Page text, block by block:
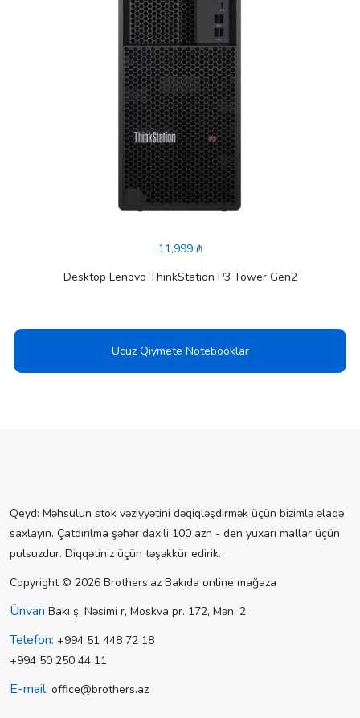
11,999 ₼
Desktop Lenovo ThinkStation P3 Tower Gen2
Ucuz Qiymete Notebooklar
Qeyd: Məhsulun stok vəziyyətini dəqiqləşdirmək üçün bizimlə əlaqə
saxlayın. Çatdırılma şəhər daxili 100 azn - den yuxarı mallar üçün
pulsuzdur. Diqqətiniz üçün təşəkkür edirik.
Copyright © 2026 Brothers.az Bakıda online mağaza
Ünvan Bakı ş, Nəsimi r, Moskva pr. 172, Mən. 2
Telefon: +994 51 448 72 18
+994 50 250 44 11
E-mail: office@brothers.az